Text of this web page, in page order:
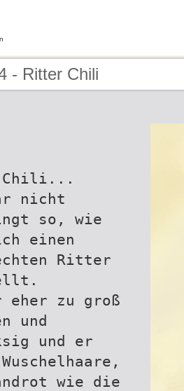
- Ritter Chili
nicht
so, wie
einen
Ritter
eher zu groß
und
und er
wie die